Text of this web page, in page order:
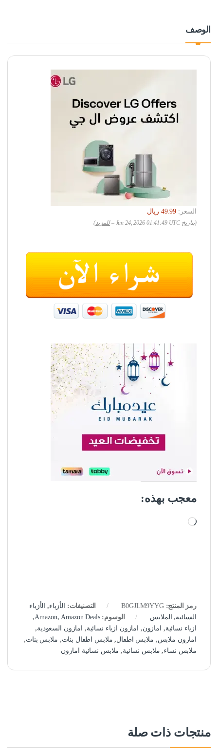
الوصف
السعر:
‏49.99 ريال
(بتاريخ Jun 24, 2026 01:41:49 UTC – للمزيد)
معجب بهذه:
جاري التحميل…
رمز المنتج:B0GJLM9YYG التصنيفات: الأزياء, الأزياء
النسائية, الملابس الوسوم: Amazon,Amazon Deals
,
ازياء نسائية, امازون, امازون ازياء نسائية, امازون السعودية,
امازون ملابس, ملابس اطفال, ملابس اطفال بنات, ملابس بنات,
ملابس نساء, ملابس نسائية, ملابس نسائية امازون
منتجات ذات صلة